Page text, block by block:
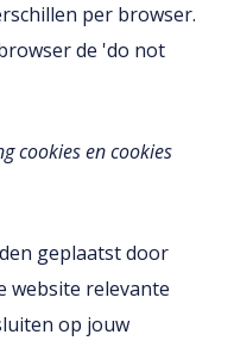
per browser.
de 'do not
cookies en cookies
geplaatst door
website relevante
op jouw